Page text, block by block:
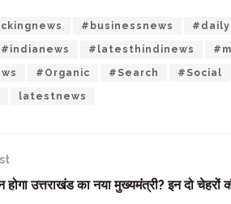
#businessnews
#indianews #latesthindinews
#Organic #Search #Social
latestnews
होगा उत्तराखंड का नया मुख्यमंत्री? इन दो चेहरों